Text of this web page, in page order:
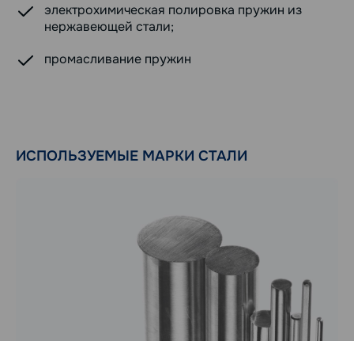
электрохимическая полировка пружин из
нержавеющей стали;
промасливание пружин
ИСПОЛЬЗУЕМЫЕ МАРКИ СТАЛИ